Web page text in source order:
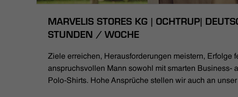
MARVELIS STORES KG | OCHTRUP|
STUNDEN / WOCHE
Ziele erreichen, Herausforderungen meistern, Erfolge
anspruchsvollen Mann sowohl mit smarten Business-
Polo-Shirts. Hohe Ansprüche stellen wir auch an